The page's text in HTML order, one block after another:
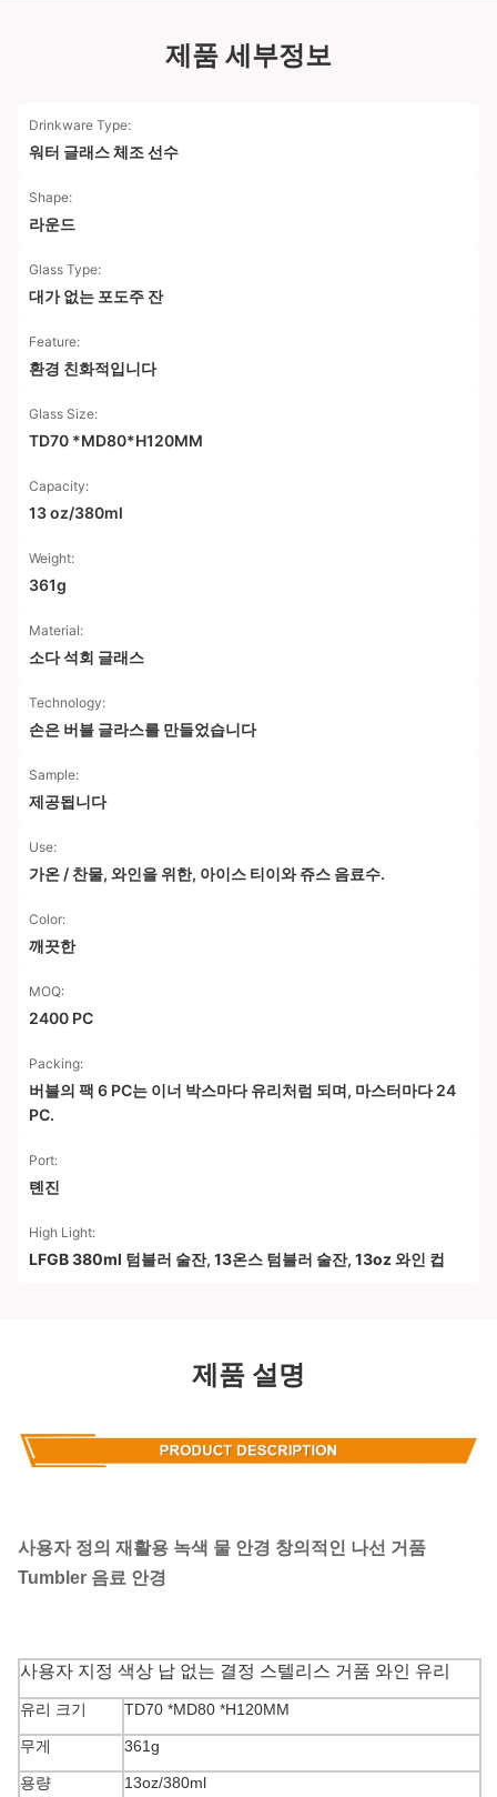
제품 세부정보
Drinkware Type:
워터 글래스 체조 선수
Shape:
라운드
Glass Type:
대가 없는 포도주 잔
Feature:
환경 친화적입니다
Glass Size:
TD70 *MD80*H120MM
Capacity:
13 oz/380ml
Weight:
361g
Material:
소다 석회 글래스
Technology:
손은 버블 글라스를 만들었습니다
Sample:
제공됩니다
Use:
가온 / 찬물, 와인을 위한, 아이스 티이와 쥬스 음료수.
Color:
깨끗한
MOQ:
2400 PC
Packing:
버블의 팩 6 PC는 이너 박스마다 유리처럼 되며, 마스터마다 24
PC.
Port:
톈진
High Light:
LFGB 380ml 텀블러 술잔, 13온스 텀블러 술잔, 13oz 와인 컵
제품 설명
사용자 정의 재활용 녹색 물 안경 창의적인 나선 거품
Tumbler 음료 안경
사용자 지정 색상 납 없는 결정 스텔리스 거품 와인 유리
유리 크기 TD70 *MD80 *H120MM
무게 361g
용량 13oz/380ml